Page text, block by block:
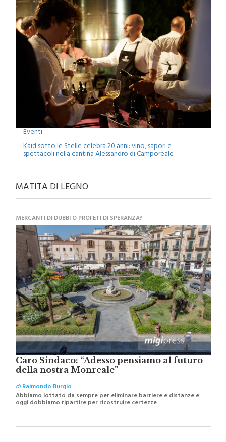
Kaid sotto le Stelle celebra 20 anni: vino, sapori e
spettacoli nella cantina Alessandro di Camporeale
Caro Sindaco: “Adesso pensiamo al futuro
della nostra Monreale”
diRaimondo Burgio
Abbiamo lottato da sempre per eliminare barriere e distanze e
oggi dobbiamo ripartire per ricostruire certezze